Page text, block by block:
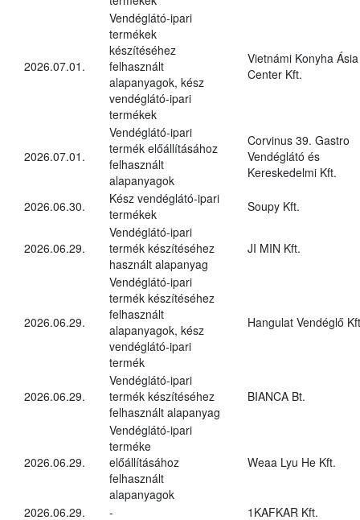
2026.07.01.
Vendéglátó-ipari
termékek
készítéséhez
felhasznált
alapanyagok, kész
vendéglátó-ipari
termékek
Vietnámi Konyha Ásia
Center Kft.
2026.07.01.
Vendéglátó-ipari
termék előállításához
felhasznált
alapanyagok
Corvinus 39. Gastro
Vendéglátó és
Kereskedelmi Kft.
2026.06.30.
Kész vendéglátó-ipari
termékek
Soupy Kft.
2026.06.29.
Vendéglátó-ipari
termék készítéséhez
használt alapanyag
JI MIN Kft.
2026.06.29.
Vendéglátó-ipari
termék készítéséhez
felhasznált
alapanyagok, kész
vendéglátó-ipari
termék
Hangulat Vendéglő
2026.06.29.
Vendéglátó-ipari
termék készítéséhez
felhasznált alapanyag
BIANCA Bt.
2026.06.29.
Vendéglátó-ipari
terméke
előállításához
felhasznált
alapanyagok
Weaa Lyu He Kft.
2026.06.29. - 1KAFKAR Kft.